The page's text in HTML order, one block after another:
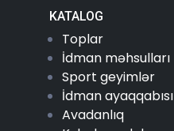
KATALOG
Toplar
İdman məhsulları
Sport geyimlər
İdman ayaqqabısı
Avadanlıq